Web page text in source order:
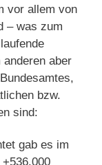
vor allem von
– was zum
aber
bzw.
sind:
gab es im